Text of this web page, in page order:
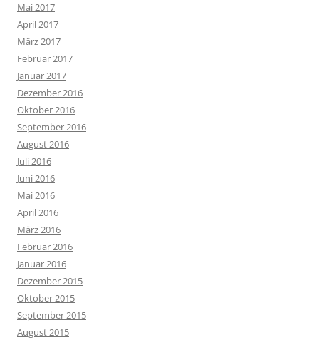
Mai 2017
April 2017
März 2017
Februar 2017
Januar 2017
Dezember 2016
Oktober 2016
September 2016
August 2016
Juli 2016
Juni 2016
Mai 2016
April 2016
März 2016
Februar 2016
Januar 2016
Dezember 2015
Oktober 2015
September 2015
August 2015